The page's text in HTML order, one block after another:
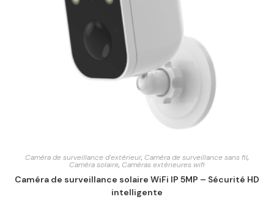
Caméra de surveillance d'extérieur, Caméra de surveillance sans fil,
Caméra solaire, Caméras extérieures wifi
Caméra de surveillance solaire WiFi IP 5MP – Sécurité HD
intelligente